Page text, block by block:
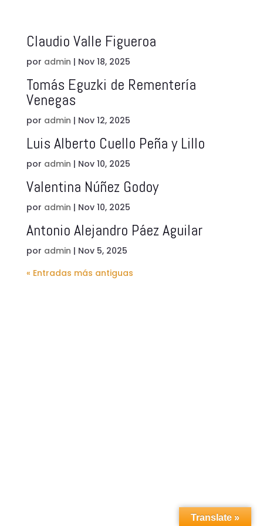
Claudio Valle Figueroa
por admin | Nov 18, 2025
Tomás Eguzki de Rementería
Venegas
por admin | Nov 12, 2025
Luis Alberto Cuello Peña y Lillo
por admin | Nov 10, 2025
Valentina Núñez Godoy
por admin | Nov 10, 2025
Antonio Alejandro Páez Aguilar
por admin | Nov 5, 2025
« Entradas más antiguas
Translate »